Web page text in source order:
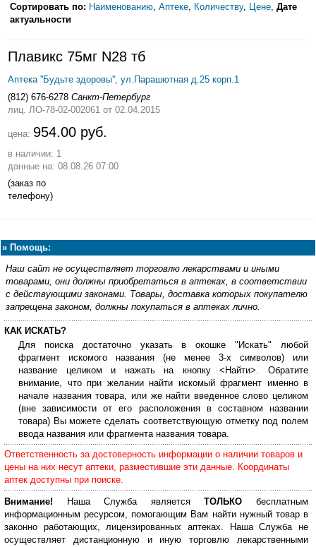
Сортировать по: Наименованию Аптеке Количеству, Цене Дате
актуальности
Плавикс 75мг N28 тб
Аптека ''Будьте здоровы'', ул.Парашютная д.25 корп.1
(812) 676-6278 Санкт-Петербург
лиц. ЛО-78-02-002061 от 02.04.2015
цена: 954.00 руб.
в наличии: 1
данные на: 08.08.26 07:00
(заказ по
телефону)
» Помощь:
Наш сайт не осуществляет торговлю лекарствами и иными
товарами, они должны приобретаться в аптеках, в соответствии
с действующими законами. Товары, доставка которых покупателю
запрещена законом, должны покупаться в аптеках лично.
КАК ИСКАТЬ?
Для поиска достаточно указать в окошке "Искать" любой
фрагмент искомого названия (не менее 3-х символов) или
название целиком и нажать на кнопку <Найти>. Обратите
внимание, что при желании найти искомый фрагмент именно в
начале названия товара, или же найти введенное слово целиком
(вне зависимости от его расположения в составном названии
товара) Вы можете сделать соответствующую отметку под полем
ввода названия или фрагмента названия товара.
Ответственность за достоверность информации о наличии товаров и
цены на них несут аптеки, разместившие эти данные. Координаты
аптек доступны при поиске.
Внимание! Наша Служба являетсяТОЛЬКО бесплатным
информационным ресурсом, помогающим Вам найти нужный товар в
законно работающих, лицензированных аптеках. Наша Служба не
осуществляет дистанционную и иную торговлю лекарственными